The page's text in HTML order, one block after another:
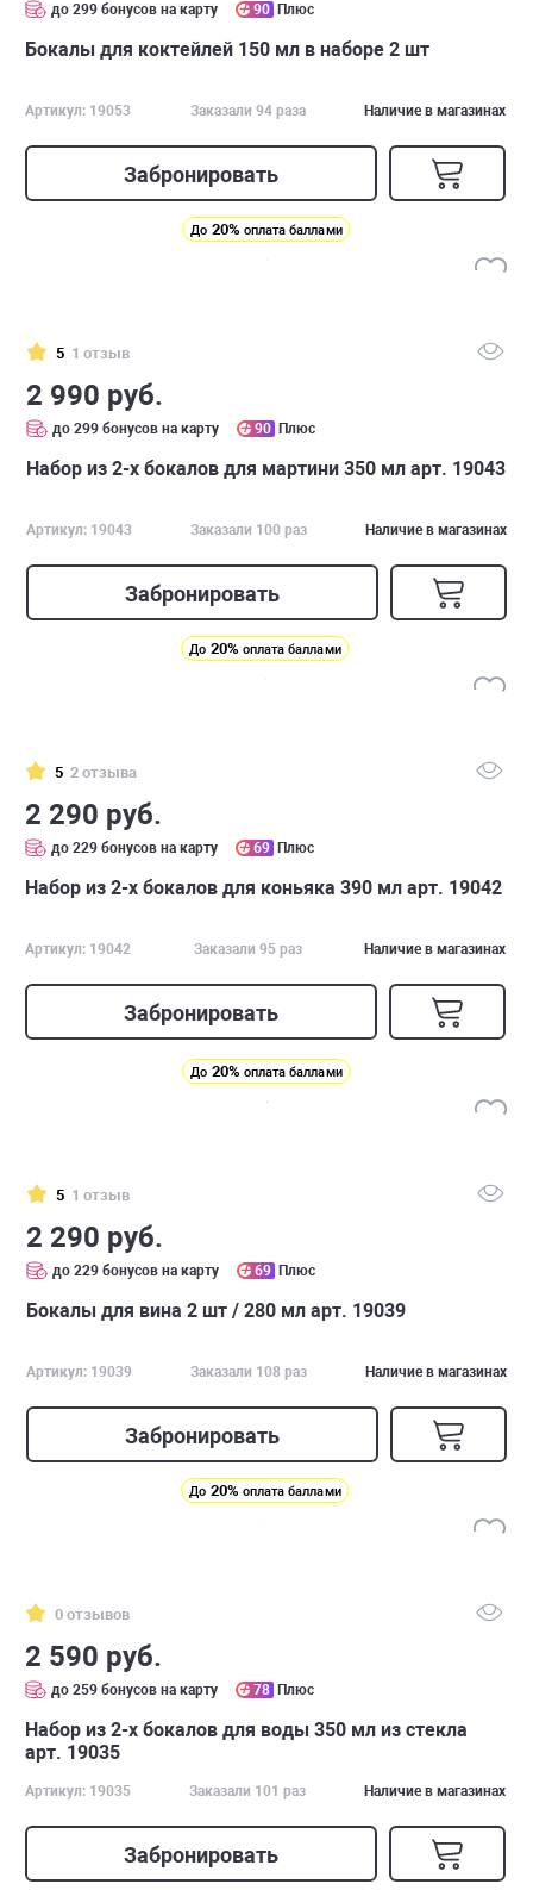
до 299 бонусов на карту 90 Плюс
Бокалы для коктейлей 150 мл в наборе 2 шт
Артикул: 19053 Заказали 94 раза Наличие в магазинах
Забронировать
До 20% оплата баллами
5 1 отзыв
2 990 руб.
до 299 бонусов на карту 90 Плюс
Набор из 2-х бокалов для мартини 350 мл арт. 19043
Артикул: 19043 Заказали 100 раз Наличие в магазинах
Забронировать
До 20% оплата баллами
5 2 отзыва
2 290 руб.
до 229 бонусов на карту 69 Плюс
Набор из 2-х бокалов для коньяка 390 мл арт. 19042
Артикул: 19042 Заказали 95 раз Наличие в магазинах
Забронировать
До 20% оплата баллами
5 1 отзыв
2 290 руб.
до 229 бонусов на карту 69 Плюс
Бокалы для вина 2 шт / 280 мл арт. 19039
Артикул: 19039 Заказали 108 раз Наличие в магазинах
Забронировать
До 20% оплата баллами
0 отзывов
2 590 руб.
до 259 бонусов на карту 78 Плюс
Набор из 2-х бокалов для воды 350 мл из стекла
арт. 19035
Артикул: 19035 Заказали 101 раз Наличие в магазинах
Забронировать